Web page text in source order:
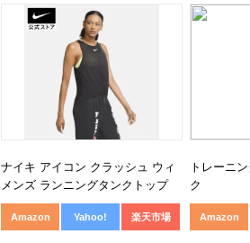
ナイキ アイコン クラッシュ ウィ
メンズ ランニングタンクトップ
Amazon Yahoo! 楽天市場
トレーニ
ク
Amazon